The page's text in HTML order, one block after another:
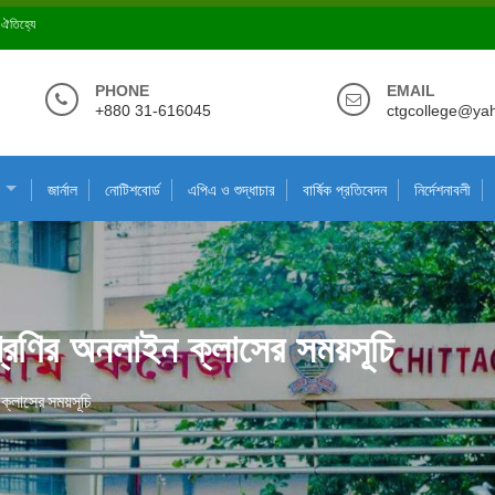
ঐতিহ্যে
PHONE
+880 31-616045
EMAIL
জার্নাল নোটিশবোর্ড এপিএ ও শুদ্ধাচার বার্ষিক প্রতিবেদন নির্দেশনাবলী
অনলাইন ক্লাসের সময়সূচি
সময়সূচি